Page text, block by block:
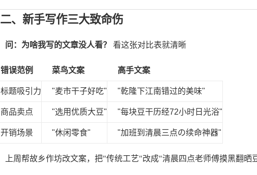
二、新手写作三大致命伤
问：为啥我写的文章没人看？ 看这张对比表就清晰
错误范例 菜鸟文案 高手文案
标题吸引力 "麦市干子好吃" "乾隆下江南错过的美味"
商品卖点 "选用优质大豆" "每块豆干历经72小时日光浴"
开销场景 "休闲零食" "加班到清晨三点の续命神器"
上周帮故乡作坊改文案，把"传统工艺"改成"清晨四点老师傅摸黑翻晒